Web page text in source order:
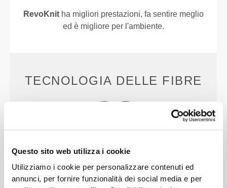
Questo sito web utilizza i cookie
Utilizziamo i cookie per personalizzare contenuti ed
annunci, per fornire funzionalità dei social media e per
RevoKnitha migliori prestazioni, fa sentire meglio
ed è migliore per l'ambiente.
TECNOLOGIA DELLE FIBRE
PoliStretch© è la nostra versatilissima tecnologia
delle fibre sviluppata in laboratorio, che offre il